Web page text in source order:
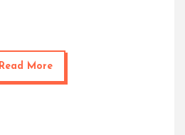
Read More